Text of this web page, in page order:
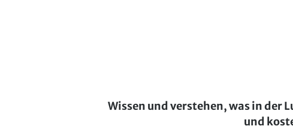
Wissen und verstehen, was in der
und